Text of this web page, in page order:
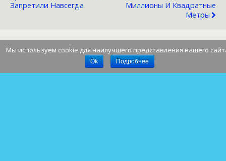
Запретили Навсегда
Миллионы И Квадратные
Метры
Мы используем cookie для наилучшего представления нашего
Ok Подробнее
Наверх